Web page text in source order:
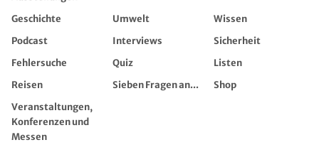
Geschichte Umwelt
Wissen
Podcast
Interviews
Sicherheit
Fehlersuche
Quiz
Listen
Reisen
Sieben Fragen an...
Shop
Veranstaltungen,
Konferenzen und
Messen